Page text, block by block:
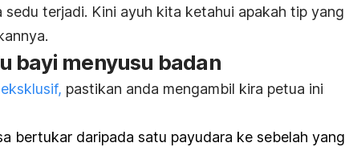
sedu terjadi. Kini ayuh kita ketahui apakah tip yang
bayi menyusu badan
pastikan anda mengambil kira petua ini
bertukar daripada satu payudara ke sebelah yang